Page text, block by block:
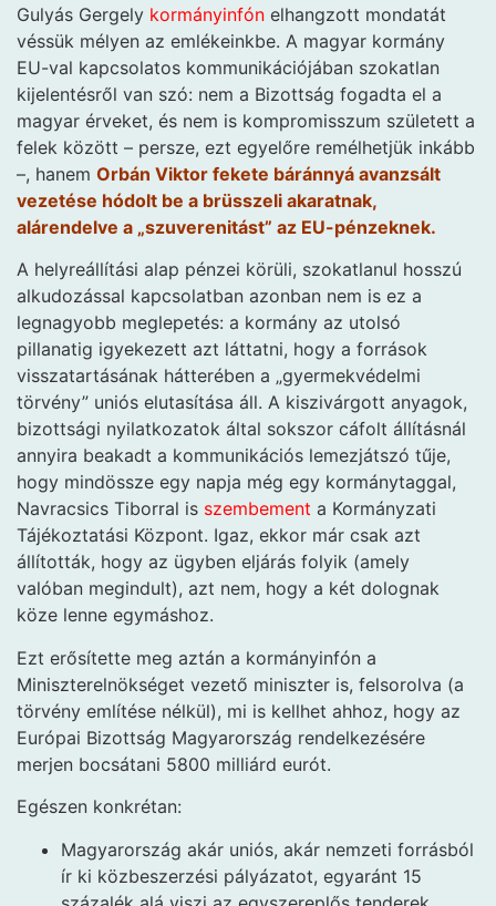
Gulyás Gergely kormányinfón elhangzott mondatát
véssük mélyen az emlékeinkbe. A magyar kormány
EU-val kapcsolatos kommunikációjában szokatlan
kijelentésről van szó: nem a Bizottság fogadta el a
magyar érveket, és nem is kompromisszum született a
felek között – persze, ezt egyelőre remélhetjük inkább
–, hanem Orbán Viktor fekete báránnyá avanzsált
vezetése hódolt be a brüsszeli akaratnak,
alárendelve a „szuverenitást” az EU-pénzeknek.
A helyreállítási alap pénzei körüli, szokatlanul hosszú
alkudozással kapcsolatban azonban nem is ez a
legnagyobb meglepetés: a kormány az utolsó
pillanatig igyekezett azt láttatni, hogy a források
visszatartásának hátterében a „gyermekvédelmi
törvény” uniós elutasítása áll. A kiszivárgott anyagok,
bizottsági nyilatkozatok által sokszor cáfolt állításnál
annyira beakadt a kommunikációs lemezjátszó tűje,
hogy mindössze egy napja még egy kormánytaggal,
Navracsics Tiborral is szembement a Kormányzati
Tájékoztatási Központ. Igaz, ekkor már csak azt
állították, hogy az ügyben eljárás folyik (amely
valóban megindult), azt nem, hogy a két dolognak
köze lenne egymáshoz.
Ezt erősítette meg aztán a kormányinfón a
Miniszterelnökséget vezető miniszter is, felsorolva (a
törvény említése nélkül), mi is kellhet ahhoz, hogy az
Európai Bizottság Magyarország rendelkezésére
merjen bocsátani 5800 milliárd eurót.
Egészen konkrétan:
Magyarország akár uniós, akár nemzeti forrásból
ír ki közbeszerzési pályázatot, egyaránt 15